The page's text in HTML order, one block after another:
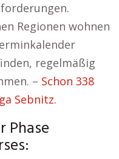
Regionen wohnen
regelmäßig
– Schon 338
Sebnitz.
Phase